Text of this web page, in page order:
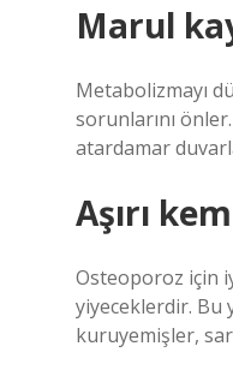
Marul
Metabolizmayı
sorunlarını
atardamar
Aşırı
Osteoporoz için
yiyeceklerdir. Bu
kuruyemişler,